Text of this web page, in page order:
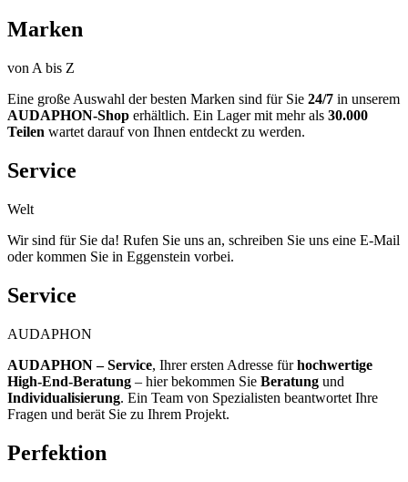
Marken
von A bis Z
Eine große Auswahl der besten Marken sind für Sie 24/7 in unserem
AUDAPHON-Shop erhältlich. Ein Lager mit mehr als 30.000
Teilen wartet darauf von Ihnen entdeckt zu werden.
Service
Welt
Wir sind für Sie da! Rufen Sie uns an, schreiben Sie uns eine E-Mail
oder kommen Sie in Eggenstein vorbei.
Service
AUDAPHON
AUDAPHON – Service, Ihrer ersten Adresse fürhochwertige
High-End-Beratung – hier bekommen Sie Beratung und
Individualisierung. Ein Team von Spezialisten beantwortet Ihre
Fragen und berät Sie zu Ihrem Projekt.
Perfektion